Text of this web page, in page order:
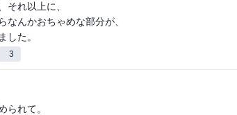
それ以上に、
なんかおちゃめな部分が、
した。
3
られて。